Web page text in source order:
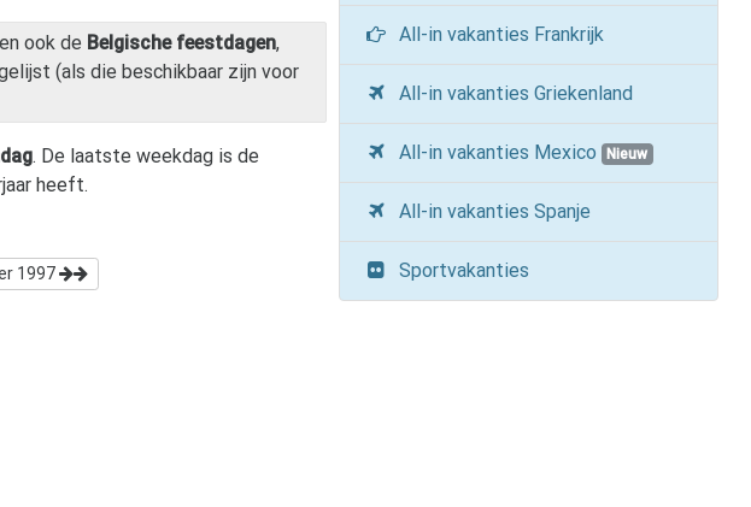
ook de Belgische feestdagen,
(als die beschikbaar zijn voor
. De laatste weekdag is de
heeft.
1997
All-in vakanties Frankrijk
All-in vakanties Griekenland
All-in vakanties Mexico Nieuw
All-in vakanties Spanje
Sportvakanties